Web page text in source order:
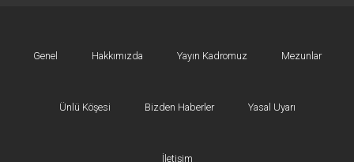
Genel Hakkımızda Yayın Kadromuz Mezunlar
Ünlü Köşesi Bizden Haberler Yasal Uyarı
İletişim